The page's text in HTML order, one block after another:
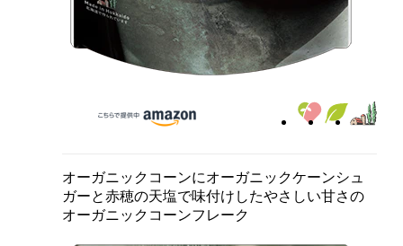
オーガニックコーンにオーガニックケーンシュ
ガーと赤穂の天塩で味付けしたやさしい甘さの
オーガニックコーンフレーク